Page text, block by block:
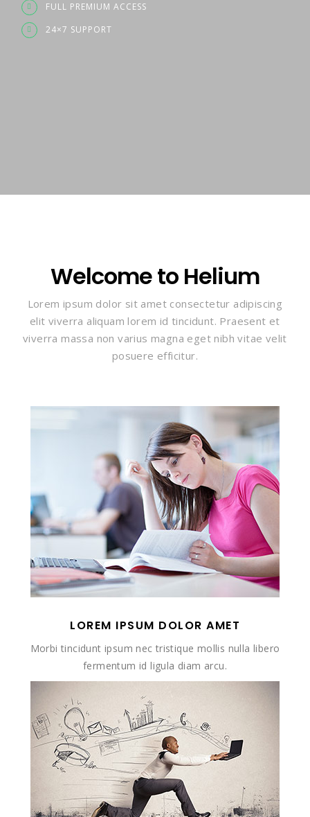
FULL PREMIUM ACCESS
24×7 SUPPORT
Welcome to Helium
Lorem ipsum dolor sit amet consectetur adipiscing
elit viverra aliquam lorem id tincidunt. Praesent et
viverra massa non varius magna eget nibh vitae velit
posuere efficitur.
LOREM IPSUM DOLOR AMET
Morbi tincidunt ipsum nec tristique mollis nulla libero
fermentum id ligula diam arcu.